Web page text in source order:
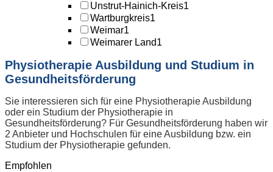
Unstrut-Hainich-Kreis1
Wartburgkreis1
Weimar1
Weimarer Land1
Physiotherapie Ausbildung und Studium in
Gesundheitsförderung
Sie interessieren sich für eine Physiotherapie Ausbildung
oder ein Studium der Physiotherapie in
Gesundheitsförderung? Für Gesundheitsförderung haben wir
2 Anbieter und Hochschulen für eine Ausbildung bzw. ein
Studium der Physiotherapie gefunden.
Empfohlen